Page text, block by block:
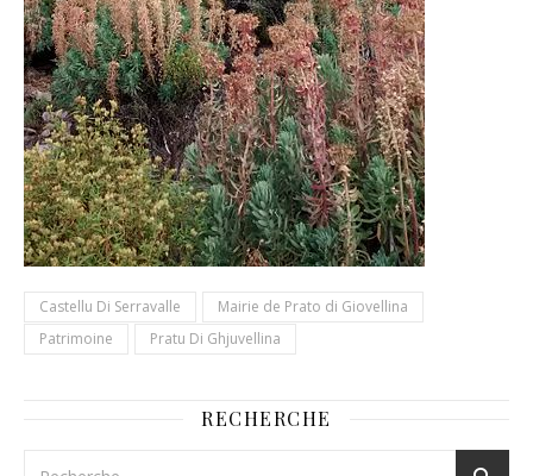
Castellu Di Serravalle
Mairie de Prato di Giovellina
Patrimoine
Pratu Di Ghjuvellina
RECHERCHE